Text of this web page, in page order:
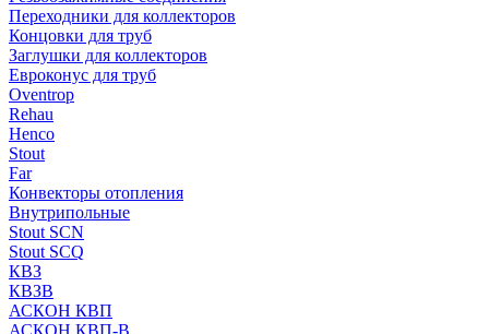
Переходники для коллекторов
Концовки для труб
Заглушки для коллекторов
Евроконус для труб
Oventrop
Rehau
Henco
Stout
Far
Конвекторы отопления
Внутрипольные
Stout SCN
Stout SCQ
КВЗ
КВЗВ
АСКОН КВП
АСКОН КВП-В